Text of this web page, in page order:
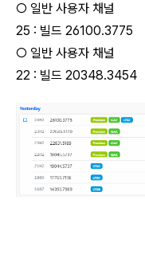
○ 일반 사용자
25 : 빌드
○ 일반 사용자
22 : 빌드